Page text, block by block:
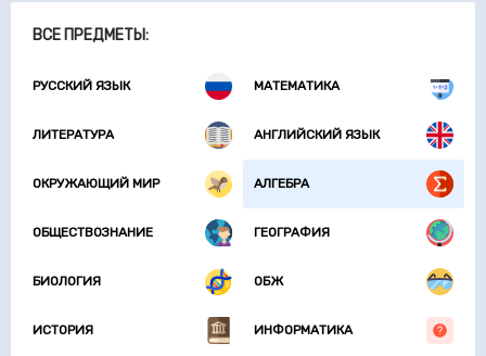
ВСЕ ПРЕДМЕТЫ:
РУССКИЙ ЯЗЫК МАТЕМАТИКА
ЛИТЕРАТУРА АНГЛИЙСКИЙ ЯЗЫК
ОКРУЖАЮЩИЙ МИР АЛГЕБРА
ОБЩЕСТВОЗНАНИЕ ГЕОГРАФИЯ
БИОЛОГИЯ ОБЖ
ИСТОРИЯ ИНФОРМАТИКА